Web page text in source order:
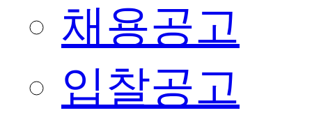
채용공고
입찰공고